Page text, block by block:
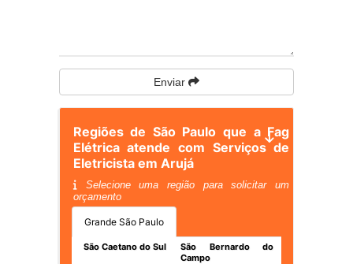
Enviar
Regiões de São Paulo que a Fag
Elétrica atende com Serviços de
Eletricista em Arujá
Selecione uma região para solicitar um
orçamento
Grande São Paulo
São Caetano do Sul
São Bernardo do
Campo